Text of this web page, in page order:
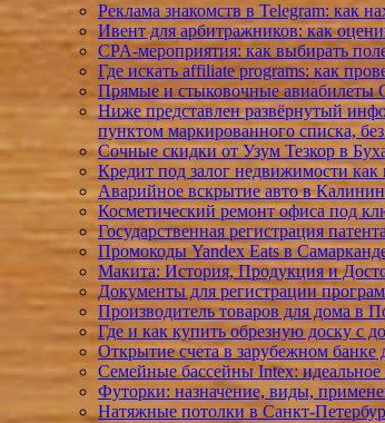
Реклама знакомств в Telegram: как
Ивент для арбитражников: как
CPA-мероприятия: как выбирать
Где искать affiliate programs: как
Прямые и стыковочные авиабилеты
Ниже представлен развёрнутый
пунктом маркированного списка,
Сочные скидки от Узум Тезкор в
Кредит под залог недвижимости
Аварийное вскрытие авто в
Косметический ремонт офиса под
Государственная регистрация
Промокоды Yandex Eats в
Макита: История, Продукция и
Документы для регистрации
Производитель товаров для дома в
Где и как купить обрезную доску с
Открытие счета в зарубежном
Семейные бассейны Intex: идеальное
Футорки: назначение, виды,
Натяжные потолки в Санкт-